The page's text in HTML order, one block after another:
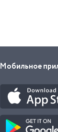
Мобильное